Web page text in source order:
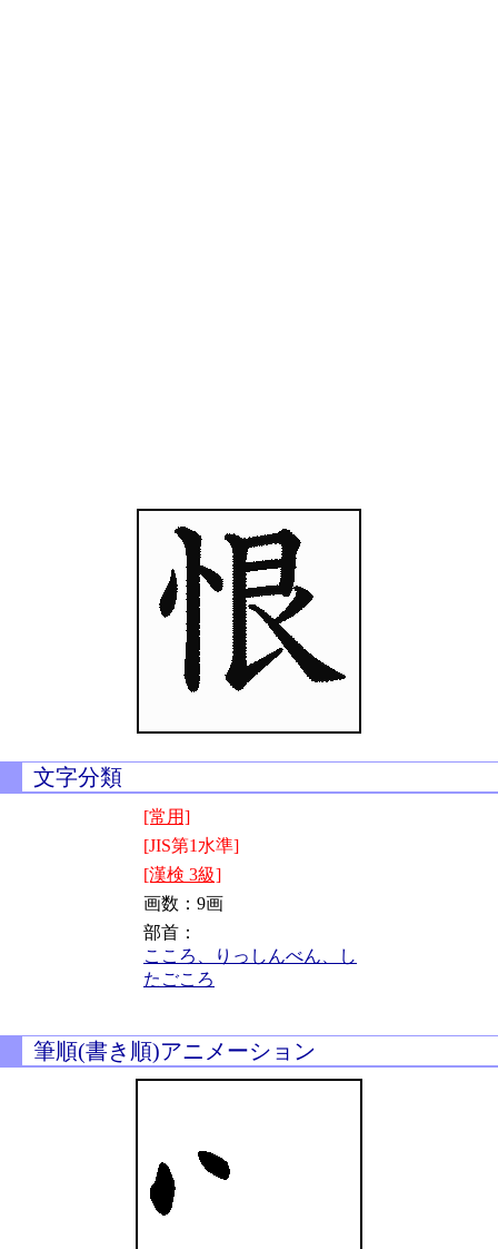
文字分類
[常用]
[JIS第1水準]
[漢検 3級]
画数：9画
部首：
こころ、りっしんべん、し
たごころ
筆順(書き順)アニメーション